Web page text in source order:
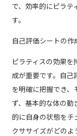
で、効率的にピラテ
す。
自己評価シートの作
ピラティスの効果
成が重要です。自
を明確に把握でき、
ず、基本的な体の動
的に自身の状態をチ
クササイズがどのよ